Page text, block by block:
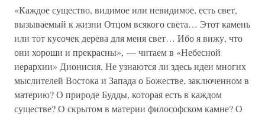
«Каждое существо, видимое или невидимое, есть свет,
вызываемый к жизни Отцом всякого света… Этот камень
или тот кусочек дерева для меня свет… Ибо я вижу, что
они хороши и прекрасны», — читаем в «Небесной
иерархии» Дионисия. Не узнаются ли здесь идеи многих
мыслителей Востока и Запада о Божестве, заключенном в
материю? О природе Будды, которая есть в каждом
существе? О скрытом в материи философском камне? О